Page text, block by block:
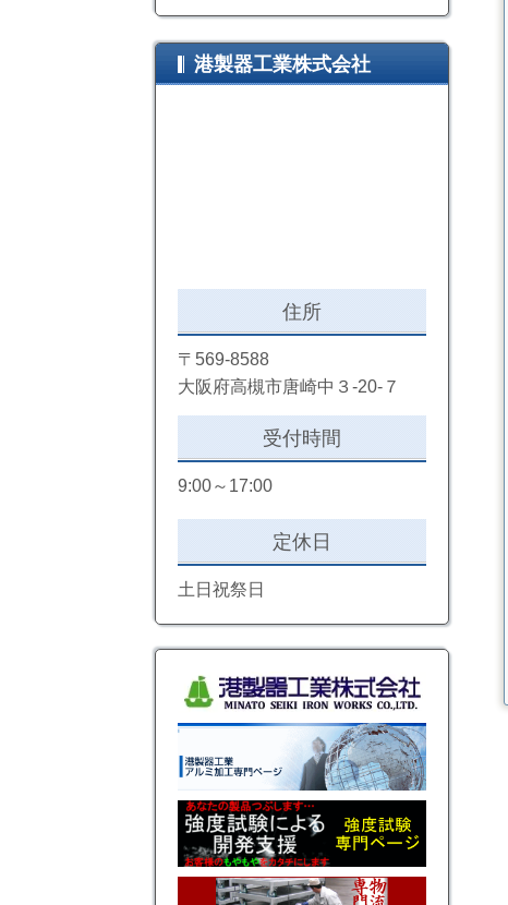
港製器工業株式会社
住所
〒569-8588
大阪府高槻市唐崎中３-20-７
受付時間
9:00～17:00
定休日
土日祝祭日